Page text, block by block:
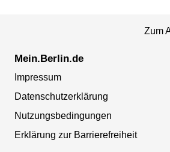
Zum
Mein.Berlin.de
Impressum
Datenschutzerklärung
Nutzungsbedingungen
Erklärung zur Barrierefreiheit